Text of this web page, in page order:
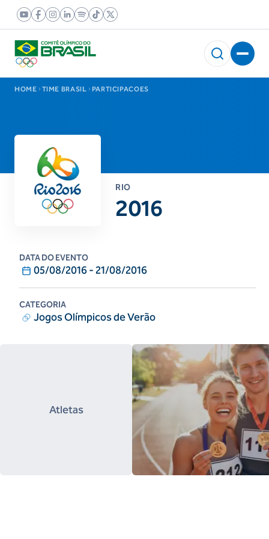
HOME TIME BRASIL PARTICIPACOES
RIO
2016
DATA DO EVENTO
05/08/2016-21/08/2016
CATEGORIA
Jogos Olímpicos de Verão
Atletas